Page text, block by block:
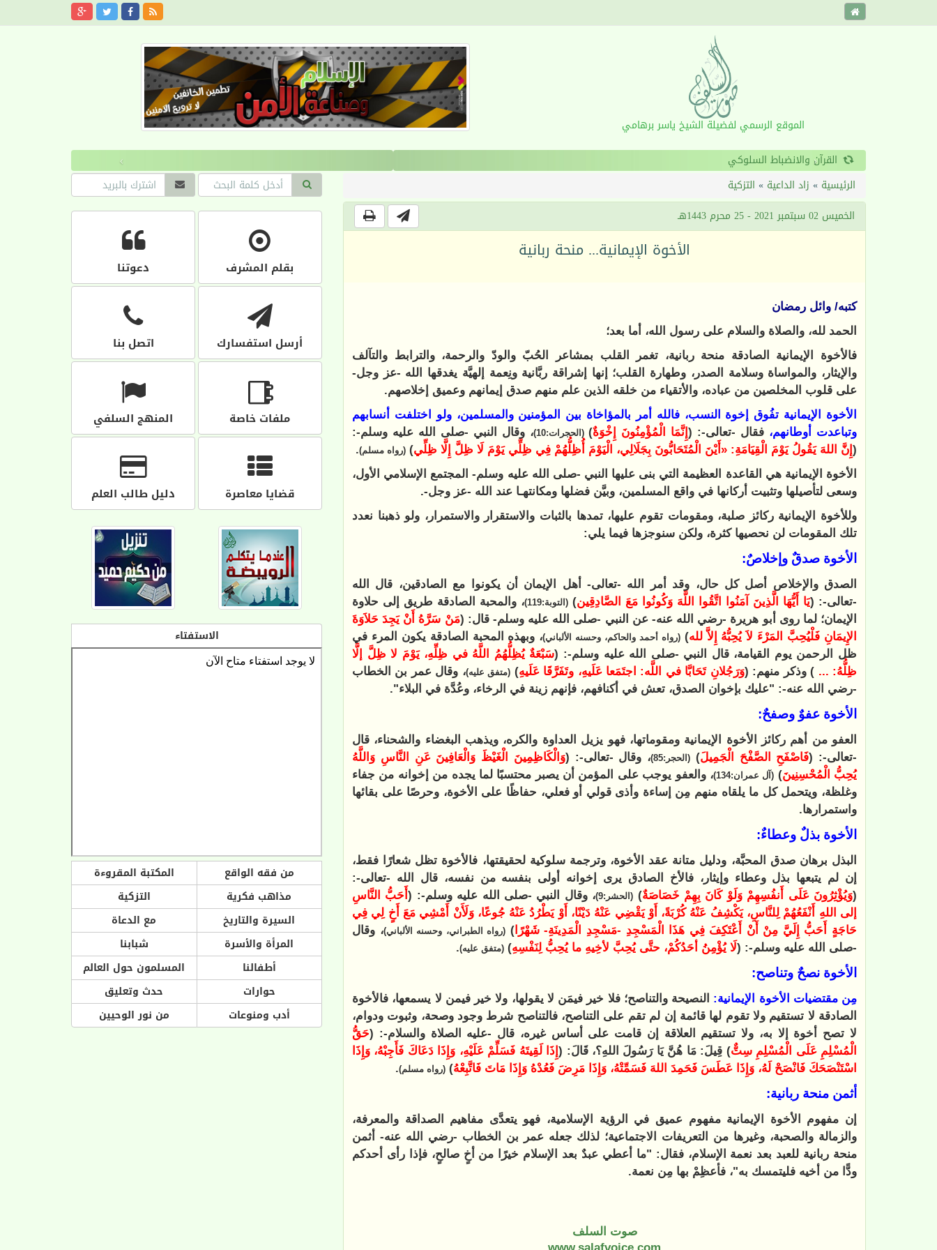
الموقع الرسمي لفضيلة الشيخ ياسر برهامي
‹
›
الرئيسية » زاد الداعية » التزكية
الخميس 02 سبتمبر 2021 - 25 محرم 1443هـ
الأخوة الإيمانية... منحة ربانية
كتبه/ وائل رمضان
الحمد لله، والصلاة والسلام على رسول الله، أما بعد؛
فالأخوة الإيمانية الصادقة منحة ربانية، تغمر القلب بمشاعر الحُبّ والودّ والرحمة، والترابط والتآلف
والإيثار، والمواساة وسلامة الصدر، وطهارة القلب؛ إنها إشراقة ربَّانية ونِعمة إلهيَّة يغدقها الله -عز وجل-
على قلوب المخلصين من عباده، والأتقياء من خلقه الذين علم منهم صدق إيمانهم وعميق إخلاصهم.
الأخوة الإيمانية تفُوق إخوة النسب، فالله أمر بالمؤاخاة بين المؤمنين والمسلمين، ولو اختلفت أنسابهم
وتباعدت أوطانهم، فقال -تعالى-: (إِنَّمَا الْمُؤْمِنُونَ إِخْوَةٌ)(الحجرات:10)
، وقال النبي -صلى الله عليه وسلم-:
(إِنَّ اللهَ يَقُولُ يَوْمَ الْقِيَامَةِ: «أَيْنَ الْمُتَحَابُّونَ بِجَلَالِي، الْيَوْمَ أُظِلُّهُمْ فِي ظِلِّي يَوْمَ لَا ظِلَّ إِلَّا ظِلِّي) (رواه مسلم).
الأخوة الإيمانية هي القاعدة العظيمة التي بنى عليها النبي -صلى الله عليه وسلم- المجتمع الإسلامي الأول،
وسعى لتأصيلها وتثبيت أركانها في واقع المسلمين، وبيَّن فضلها ومكانتهـا عند الله -عز وجل-.
وللأخوة الإيمانية ركائز صلبة، ومقومات تقوم عليها، تمدها بالثبات والاستقرار والاستمرار، ولو ذهبنا نعدد
تلك المقومات لن نحصيها كثرة، ولكن سنوجزها فيما يلي:
الأخوة صدقٌ وإخلاصٌ:
الصدق والإخلاص أصل كل حال، وقد أمر الله -تعالى-
أهل الإيمان أن يكونوا مع الصادقين، قال الله
-تعالى-: (يَا أَيُّهَا الَّذِينَ آمَنُوا اتَّقُوا اللَّهَ وَكُونُوا مَعَ الصَّادِقِين) (التوبة:119)
، والمحبة الصادقة طريق إلى حلاوة
الإيمان؛ لما روى أبو هريرة -رضي الله عنه- عن النبي -صلى الله عليه وسلم- قال: (مَنْ سَرَّهُ أَنْ يَجِدَ حَلاَوَةَ
الإِيمَانِ فَلْيُحِبَّ المَرْءَ لاَ يُحِبُّهُ إِلاَّ لله)(رواه أحمد والحاكم، وحسنه الألباني)، وبهذه المحبة الصادقة يكون المرء في
ظل الرحمن يوم القيامة، قال النبي -صلى الله عليه وسلم-: (سَبْعَةٌ يُظِلُّهُمُ اللَّهُ في ظِلِّهِ، يَوْمَ لا ظِلَّ إلَّا
ظِلُّهُ: ... ) وذكر منهم: (وَرَجُلانِ تَحَابَّا في اللَّه: اجتَمَعا عَلَيهِ، وتَفَرَّقَا عَلَيهِ) (متفق عليه)، وقال عمر بن الخطاب
-رضي الله عنه-: "عليك بإخوان الصدق، تعش في أكنافهم، فإنهم زينة في الرخاء، وعُدَّة في البلاء".
الأخوة عفوٌ وصفحٌ:
العفو من أهم ركائز الأخوة الإيمانية ومقوماتها، فهو يزيل العداوة والكره، ويذهب البغضاء والشحناء، قال
-تعالى-: (فَاصْفَحِ الصَّفْحَ الْجَمِيلَ) (الحجر:85) ، وقال -تعالى-: (وَالْكَاظِمِينَ الْغَيْظَ وَالْعَافِينَ عَنِ النَّاسِ وَاللَّهُ
يُحِبُّ الْمُحْسِنِينَ) (آل عمران:134)
، والعفو يوجب على المؤمن أن يصبر محتسبًا لما يجده من إخوانه من جفاء
وغلظة، ويتحمل كل ما يلقاه منهم مِن إساءة وأذى قولي أو فعلي، حفاظًا على الأخوة، وحرصًا على بقائها
واستمرارها.
الأخوة بذلٌ وعطاءٌ:
البذل برهان صدق المحبَّة، ودليل متانة عقد الأخوة، وترجمة سلوكية لحقيقتها، فالأخوة تظل شعارًا فقط،
إن لم يتبعها بذل وعطاء وإيثار، فالأخ الصادق يرى إخوانه أولى بنفسه من نفسه، قال الله -تعالى-:
(وَيُؤْثِرُونَ عَلَى أَنفُسِهِمْ وَلَوْ كَانَ بِهِمْ خَصَاصَةٌ) (الحشر:9) ، وقال النبي -صلى الله عليه وسلم-: (أَحَبُّ النَّاسِ
إلى اللهِ أَنْفَعُهُمْ لِلنَّاسِ، يَكْشِفُ عَنْهُ كُرْبَةً، أَوْ يَقْضِي عَنْهُ دَيْنًا، أَوْ يَطْرُدُ عَنْهُ جُوعًا، وَلَأَنْ أَمْشِي مَعَ أَخٍ لِي فِي
حَاجَةٍ أَحَبُّ إِلَيَّ مِنْ أَنْ أَعْتَكِفَ فِي هَذَا الْمَسْجِدِ -مَسْجِدِ الْمَدِينَةِ- شَهْرًا) (رواه الطبراني، وحسنه الألباني)، وقال
-صلى الله عليه وسلم-: (لَا يُؤْمِنُ أحَدُكُمْ، حتَّى يُحِبَّ لأخِيهِ ما يُحِبُّ لِنَفْسِهِ)
(متفق عليه)
.
الأخوة نصحٌ وتناصح:
مِن مقتضيات الأخوة الإيمانية: النصيحة والتناصح؛ فلا خير فيمَن لا يقولها، ولا خير فيمن لا يسمعها، فالأخوة
الصادقة لا تستقيم ولا تقوم لها قائمة إن لم تقم على التناصح، فالتناصح شرط وجود وصحة، وثبوت ودوام،
لا تصح أخوة إلا به، ولا تستقيم العلاقة إن قامت على أساس غيره، قال -عليه الصلاة والسلام-: (حَقُّ
الْمُسْلِمِ عَلَى الْمُسْلِمِ سِتٌّ) قِيلَ: مَا هُنَّ يَا رَسُولَ اللهِ؟، قَالَ: (إِذَا لَقِيتَهُ فَسَلِّمْ عَلَيْهِ، وَإِذَا دَعَاكَ فَأَجِبْهُ، وَإِذَا
اسْتَنْصَحَكَ فَانْصَحْ لَهُ، وَإِذَا عَطَسَ فَحَمِدَ اللهَ فَسَمِّتْهُ، وَإِذَا مَرِضَ فَعُدْهُ وَإِذَا مَاتَ فَاتَّبِعْهُ) (رواه مسلم).
أثمن منحة ربانية:
إن مفهوم الأخوة الإيمانية مفهوم عميق في الرؤية الإسلامية، فهو يتعدَّى مفاهيم الصداقة والمعرفة،
والزمالة والصحبة، وغيرها من التعريفات الاجتماعية؛ لذلك جعله عمر بن الخطاب -رضي الله عنه- أثمن
منحة ربانية للعبد بعد نعمة الإسلام، فقال: "ما أعطي عبدٌ بعد الإسلام خيرًا من أخٍ صالحٍ، فإذا رأى أحدكم
ودًّا من أخيه فليتمسك به"، فأعظِمْ بها مِن نعمة.
صوت السلف
بقلم المشرف دعوتنا
أرسل استفسارك اتصل بنا
ملفات خاصة المنهج السلفي
قضايا معاصرة دليل طالب العلم
الاستفتاء
من فقه الواقع
المكتبة المقروءة
مذاهب فكرية
التزكية
السيرة والتاريخ
مع الدعاة
المرأة والأسرة
شبابنا
أطفالنا
المسلمون حول العالم
حوارات
حدث وتعليق
أدب ومنوعات
من نور الوحيين